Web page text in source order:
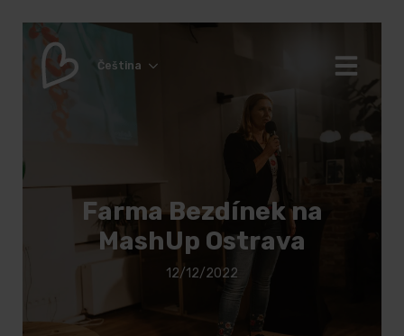
Čeština
Farma Bezdínek na
MashUp Ostrava
12/12/2022